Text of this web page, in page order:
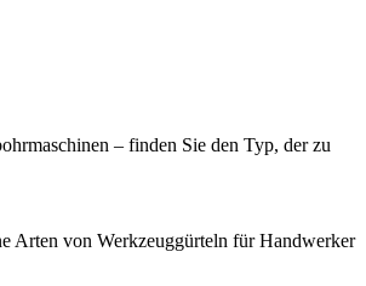
– finden Sie den Typ, der zu
Arten von Werkzeuggürteln für Handwerker